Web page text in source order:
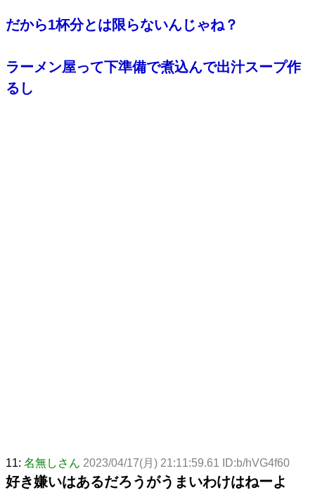
だから1杯分とは限らないんじゃね？
ラーメン屋って下準備で煮込んで出汁スープ作
るし
11: 名無しさん 2023/04/17(月) 21:11:59.61 ID:b/hVG4f60
好き嫌いはあるだろうがうまいわけはねーよ